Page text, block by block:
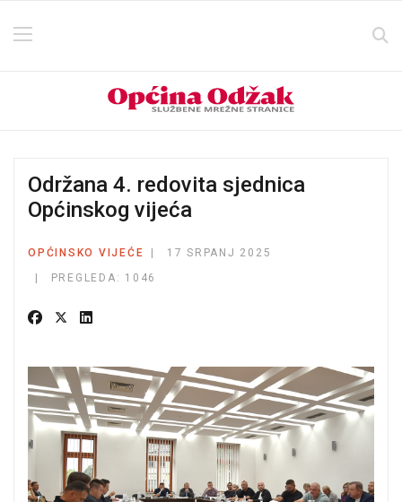
Održana 4. redovita sjednica
Općinskog vijeća
OPĆINSKO VIJEĆE
17 SRPANJ 2025
PREGLEDA: 1046